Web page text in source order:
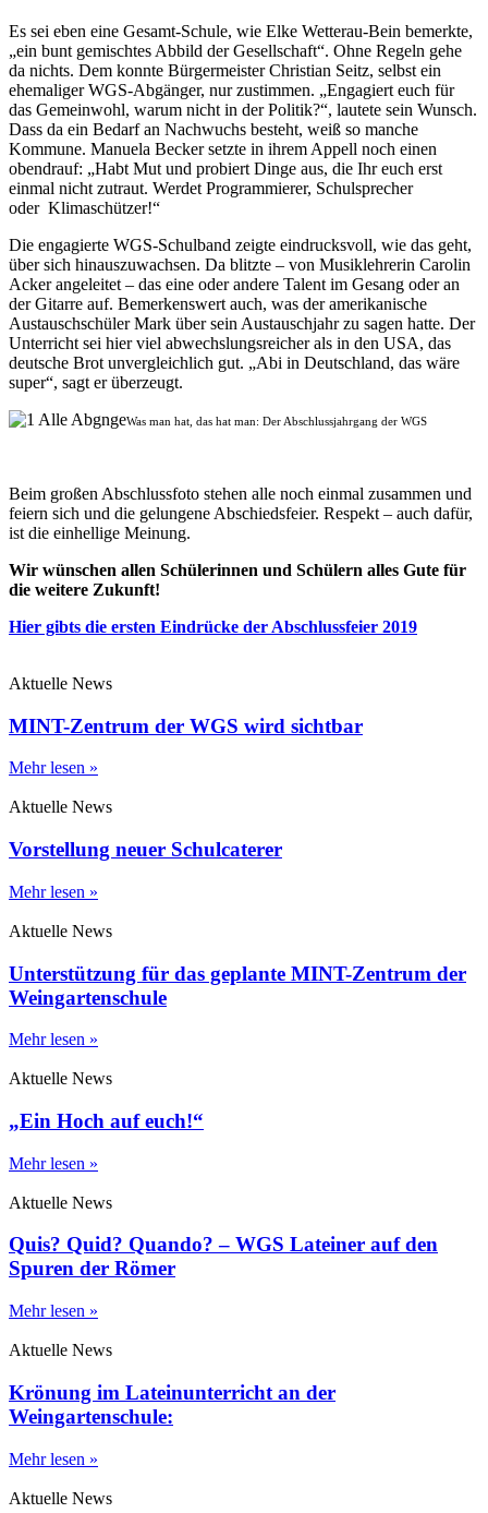
Es sei eben eine Gesamt-Schule, wie Elke Wetterau-Bein bemerkte,
„ein bunt gemischtes Abbild der Gesellschaft“. Ohne Regeln gehe
da nichts. Dem konnte Bürgermeister Christian Seitz, selbst ein
ehemaliger WGS-Abgänger, nur zustimmen. „Engagiert euch für
das Gemeinwohl, warum nicht in der Politik?“, lautete sein Wunsch.
Dass da ein Bedarf an Nachwuchs besteht, weiß so manche
Kommune. Manuela Becker setzte in ihrem Appell noch einen
obendrauf: „Habt Mut und probiert Dinge aus, die Ihr euch erst
einmal nicht zutraut. Werdet Programmierer, Schulsprecher
oder Klimaschützer!“
Die engagierte WGS-Schulband zeigte eindrucksvoll, wie das geht,
über sich hinauszuwachsen. Da blitzte – von Musiklehrerin Carolin
Acker angeleitet – das eine oder andere Talent im Gesang oder an
der Gitarre auf. Bemerkenswert auch, was der amerikanische
Austauschschüler Mark über sein Austauschjahr zu sagen hatte. Der
Unterricht sei hier viel abwechslungsreicher als in den USA, das
deutsche Brot unvergleichlich gut. „Abi in Deutschland, das wäre
super“, sagt er überzeugt.
Was man hat, das hat man: Der Abschlussjahrgang der WGS
Beim großen Abschlussfoto stehen alle noch einmal zusammen und
feiern sich und die gelungene Abschiedsfeier. Respekt – auch dafür,
ist die einhellige Meinung.
Wir wünschen allen Schülerinnen und Schülern alles Gute für
die weitere Zukunft!
Hier gibts die ersten Eindrücke der Abschlussfeier 2019
Aktuelle News
MINT-Zentrum der WGS wird sichtbar
Mehr lesen »
Aktuelle News
Vorstellung neuer Schulcaterer
Mehr lesen »
Aktuelle News
Unterstützung für das geplante MINT-Zentrum der
Weingartenschule
Mehr lesen »
Aktuelle News
„Ein Hoch auf euch!“
Mehr lesen »
Aktuelle News
Quis? Quid? Quando? – WGS Lateiner auf den
Spuren der Römer
Mehr lesen »
Aktuelle News
Krönung im Lateinunterricht an der
Weingartenschule:
Mehr lesen »
Aktuelle News